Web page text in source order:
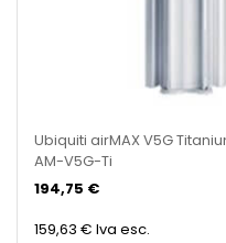
Ubiquiti airMAX V5G
AM-V5G-Ti
194,75 €
159,63 € Iva esc.